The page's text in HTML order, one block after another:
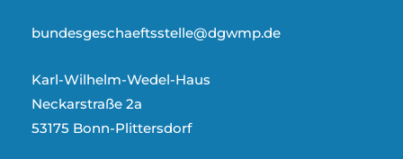
bundesgeschaeftsstelle@dgwmp.de
Karl-Wilhelm-Wedel-Haus
Neckarstraße 2a
53175 Bonn-Plittersdorf